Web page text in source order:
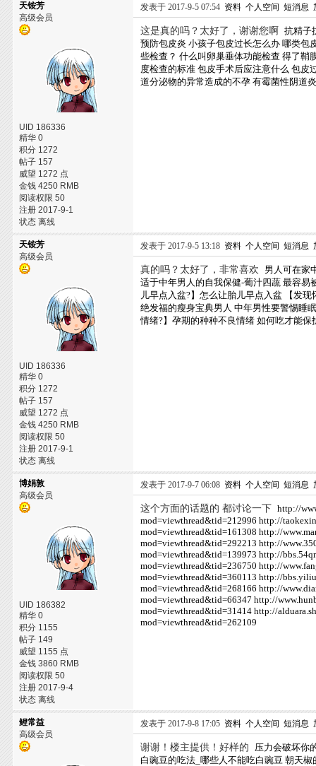
天铵芳
高级会员
UID 186336
精华 0
积分 1272
帖子 157
威望 1272 点
金钱 4250 RMB
阅读权限 50
注册 2017-9-1
状态 离线
发表于 2017-9-5 07:54 资料 个人空间 短消息
这是真的吗？太好了，谢谢您啊
抗精子
预防包皮炎 小孩子包皮过长怎么办 哪类包
些检查？ 什么叫卵巢垂体功能检查 得了鞘
度检查的标准 包皮手术后应注意什么 包皮
道分泌物的异常造成的不孕 有霉菌性阴道
天铵芳
高级会员
UID 186336
精华 0
积分 1272
帖子 157
威望 1272 点
金钱 4250 RMB
阅读权限 50
注册 2017-9-1
状态 离线
发表于 2017-9-5 13:18 资料 个人空间 短消息
真的吗？太好了，非常喜欢
男人可在家
适于中年男人的自我保健-葡汁四蔬 最容易
儿早点入盆?】怎么让胎儿早点入盆
【发
绝发福的瘦身宝典男人 中年男性要警惕睡
情绪?】孕期的种种不良情绪 如何吃才能保
博娟敦
高级会员
UID 186382
精华 0
积分 1155
帖子 149
威望 1155 点
金钱 3860 RMB
阅读权限 50
注册 2017-9-4
状态 离线
发表于 2017-9-7 06:08 资料 个人空间 短消息
这个方面的话题的 都讨论一下 http://
mod=viewthread&tid=212996 http://
mod=viewthread&tid=161308 http://
mod=viewthread&tid=292213 http://
mod=viewthread&tid=139973 http://
mod=viewthread&tid=236750 http://
mod=viewthread&tid=360113 http://
mod=viewthread&tid=268166 http://
mod=viewthread&tid=66347 http://
mod=viewthread&tid=31414 http://
mod=viewthread&tid=262109
鲤常益
高级会员
发表于 2017-9-8 17:05 资料 个人空间 短消息
谢谢！楼主提供！好样的
压力会破坏你
白豌豆的吃法_哪些人不能吃白豌豆 朝天椒